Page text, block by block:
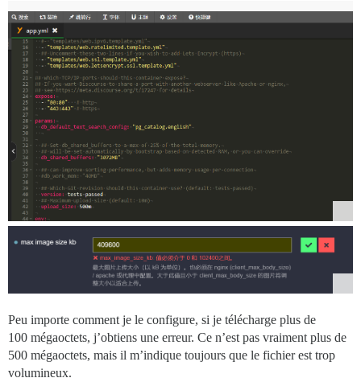
Peu importe comment je le configure, si je télécharge plus de
100 mégaoctets, j’obtiens une erreur. Ce n’est pas vraiment plus de
500 mégaoctets, mais il m’indique toujours que le fichier est trop
volumineux.